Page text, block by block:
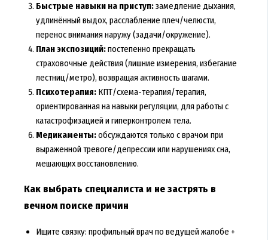
Быстрые навыки на приступ:замедление дыхания,
удлинённый выдох, расслабление плеч/челюсти,
перенос внимания наружу (задачи/окружение).
План экспозиций:постепенно прекращать
страховочные действия (лишние измерения, избегание
лестниц/метро), возвращая активность шагами.
Психотерапия:КПТ/схема-терапия/терапия,
ориентированная на навыки регуляции, для работы с
катастрофизацией и гиперконтролем тела.
Медикаменты:обсуждаются только с врачом при
выраженной тревоге/депрессии или нарушениях сна,
мешающих восстановлению.
Как выбрать специалиста и не застрять в
вечном поиске причин
Ищите связку: профильный врач по ведущей жалобе +